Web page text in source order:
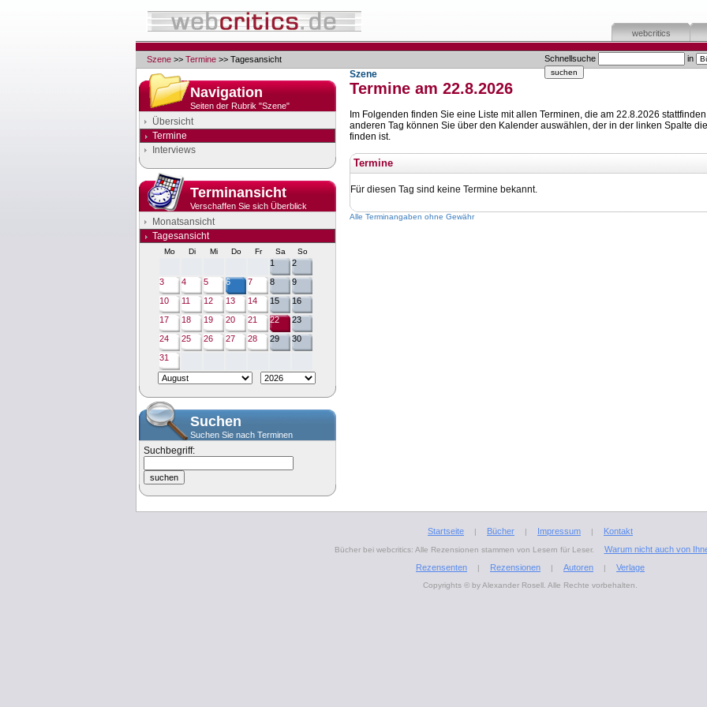
webcritics
Schnellsuche in
Szene >> Termine >> Tagesansicht
Navigation
Seiten der Rubrik "Szene"
Übersicht
Termine
Interviews
Terminansicht
Verschaffen Sie sich Überblick
Monatsansicht
Tagesansicht
Mo Di Mi Do Fr Sa So
1
2
3
4 5 6 7 8
9
10
11 12 13 14 15
16
17
18 19 20 21 22
23
24
25 26 27 28 29
30
31
Suchen
Suchen Sie nach Terminen
Suchbegriff:
Szene
Termine am 22.8.2026
Im Folgenden finden Sie eine Liste mit allen Terminen, die am 22.8.2026
anderen Tag können Sie über den Kalender auswählen, der in der linken Spalte
finden ist.
Termine
Für diesen Tag sind keine Termine bekannt.
Alle Terminangaben ohne Gewähr
Startseite | Bücher | Impressum | Kontakt
Bücher bei webcritics: Alle Rezensionen stammen von Lesern für Leser.
Warum nicht auch von
Rezensenten
| Rezensionen | Autoren | Verlage
Copyrights © by Alexander Rosell. Alle Rechte vorbehalten.